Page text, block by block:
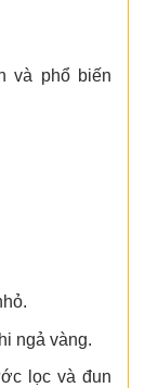
và phổ biến
ngả vàng.
lọc và đun